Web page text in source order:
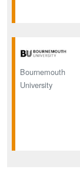
Bournemouth
University